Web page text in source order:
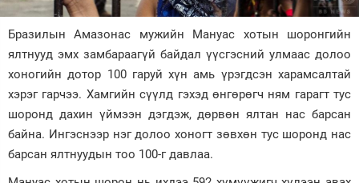
Спорт
Нийгэм
Дэлхий
Зурхай
Бразилын Амазонас мужийн Мануас хотын шоронгийн
ялтнууд эмх замбараагүй байдал үүсгэсний улмаас долоо
хоногийн дотор 100 гаруй хүн амь үрэгдсэн харамсалтай
хэрэг гарчээ. Хамгийн сүүлд гэхэд өнгөрөгч ням гарагт тус
шоронд дахин үймээн дэгдэж, дөрвөн ялтан нас барсан
байна. Ингэснээр нэг долоо хоногт зөвхөн тус шоронд нас
барсан ялтнуудын тоо 100-г давлаа.